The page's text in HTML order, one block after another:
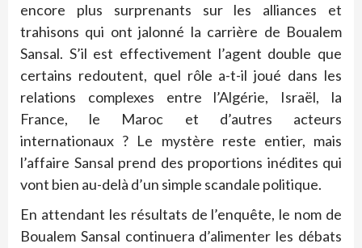
encore plus surprenants sur les alliances et
trahisons qui ont jalonné la carrière de Boualem
Sansal. S’il est effectivement l’agent double que
certains redoutent, quel rôle a-t-il joué dans les
relations complexes entre l’Algérie, Israël, la
France, le Maroc et d’autres acteurs
internationaux ? Le mystère reste entier, mais
l’affaire Sansal prend des proportions inédites qui
vont bien au-delà d’un simple scandale politique.
En attendant les résultats de l’enquête, le nom de
Boualem Sansal continuera d’alimenter les débats